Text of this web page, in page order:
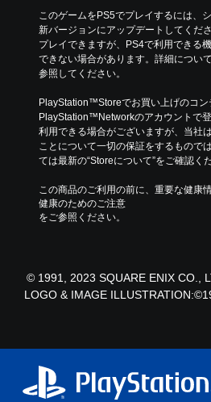
このゲームをPS5でプレイするには、
新バージョンにアップデートしてくだ
プレイできますが、PS4で利用できる
できない場合があります。詳細につい
参照してください。
PlayStation™Storeでお買い上げのコン
PlayStation™Networkのアカウントで
利用できる場合がございますが、当社
ことについて一切の保証をするもので
ては最新の“Storeについて”をご確認く
この商品のご利用の前に、重要な健康
健康のためのご注意
をご参照ください。
© 1991, 2023 SQUARE ENIX CO.,
LOGO & IMAGE